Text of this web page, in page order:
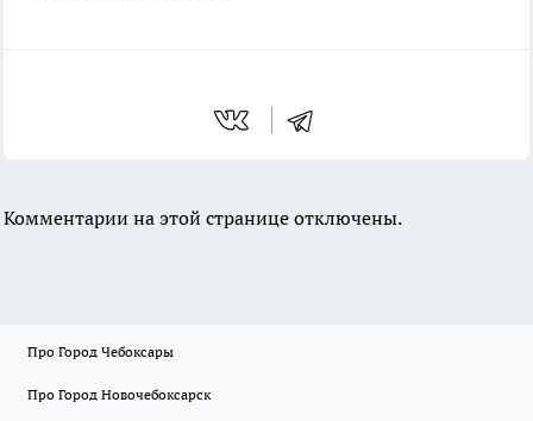
Комментарии на этой странице отключены.
Про Город Чебоксары
Про Город Новочебоксарск